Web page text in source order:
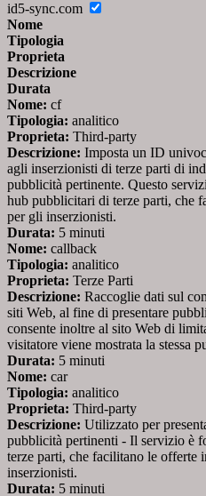
id5-sync.com
Nome
Tipologia
Proprieta
Descrizione
Durata
Nome: cf
Tipologia: analitico
Proprieta: Third-party
Descrizione: Imposta un ID
agli inserzionisti di terze parti di
pubblicità pertinente. Questo
hub pubblicitari di terze parti, che
per gli inserzionisti.
Durata: 5 minuti
Nome: callback
Tipologia: analitico
Proprieta: Terze Parti
Descrizione: Raccoglie dati sul
siti Web, al fine di presentare
consente inoltre al sito Web di
visitatore viene mostrata la stessa
Durata: 5 minuti
Nome: car
Tipologia: analitico
Proprieta: Third-party
Descrizione: Utilizzato per
pubblicità pertinenti - Il servizio è
terze parti, che facilitano le offerte
inserzionisti.
Durata: 5 minuti